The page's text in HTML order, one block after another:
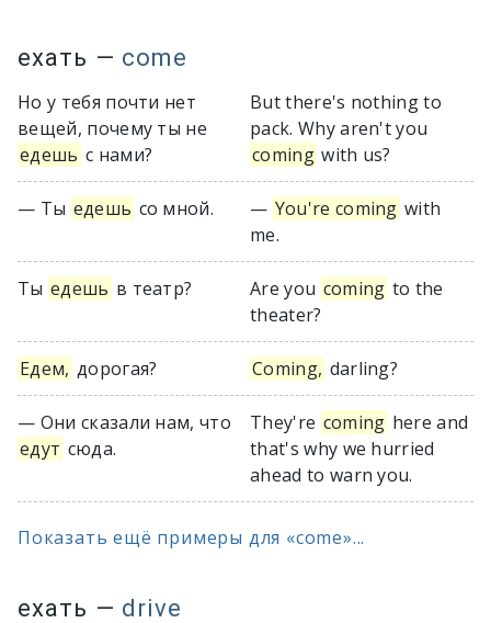
ехать — come
Но у тебя почти нет
вещей, почему ты не
едешь с нами?
But there's nothing to
pack. Why aren't you
coming with us?
— Ты едешь со мной. — You're coming with
me.
Ты едешь в театр? Are you coming to the
theater?
Едем, дорогая? Coming, darling?
— Они сказали нам, что
едут сюда.
They're coming here and
that's why we hurried
ahead to warn you.
Показать ещё примеры для «come»...
ехать — drive